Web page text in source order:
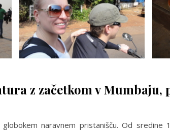
z začetkom v Mumbaju,
naravnem pristanišču. Od